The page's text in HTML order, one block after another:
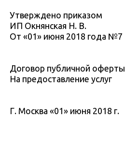
Утверждено приказом
ИП Окнянская Н. В.
От «01» июня 2018 года №7
Договор публичной оферты
На предоставление услуг
Г. Москва «01» июня 2018 г.